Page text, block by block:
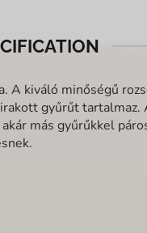
A kiváló minőségű
gyűrűt
más gyűrűkkel